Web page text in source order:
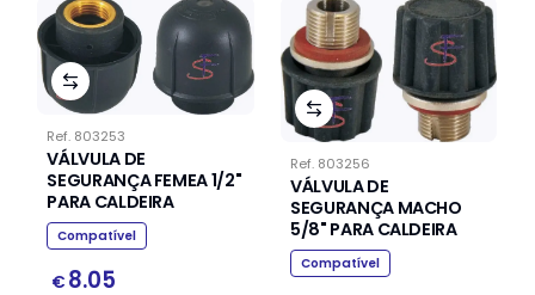
Ref. 803253
VÁLVULA DE
SEGURANÇA FEMEA 1/2"
PARA CALDEIRA
Compatível
€ 8.05
Ref. 803256
VÁLVULA DE
SEGURANÇA MACHO
5/8" PARA CALDEIRA
Compatível